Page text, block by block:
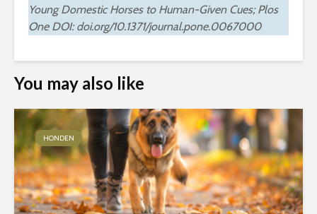
Young Domestic Horses to Human-Given Cues; Plos
One DOI: doi.org/10.1371/journal.pone.0067000
You may also like
HONDEN